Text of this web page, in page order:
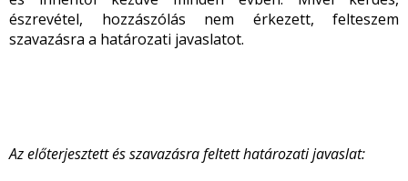
észrevétel, hozzászólás nem érkezett, felteszem
szavazásra a határozati javaslatot.
Az előterjesztett és szavazásra feltett határozati javaslat: